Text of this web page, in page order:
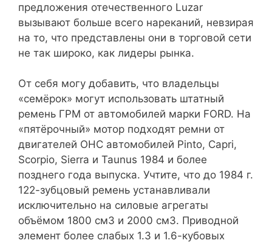
предложения отечественного Luzar
вызывают больше всего нареканий, невзирая
на то, что представлены они в торговой сети
не так широко, как лидеры рынка.
От себя могу добавить, что владельцы
«семёрок» могут использовать штатный
ремень ГРМ от автомобилей марки FORD. На
«пятёрочный» мотор подходят ремни от
двигателей OHC автомобилей Pinto, Capri,
Scorpio, Sierra и Taunus 1984 и более
позднего года выпуска. Учтите, что до 1984 г.
122-зубцовый ремень устанавливали
исключительно на силовые агрегаты
объёмом 1800 см3 и 2000 см3. Приводной
элемент более слабых 1.3 и 1.6-кубовых